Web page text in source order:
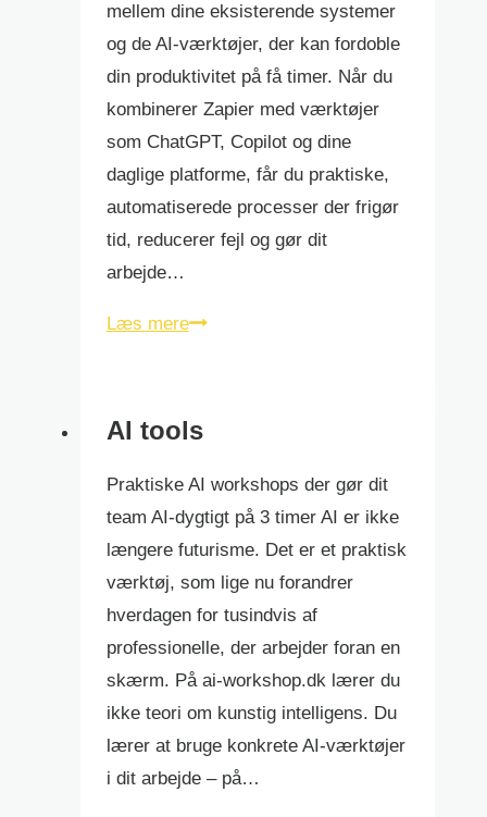
mellem dine eksisterende systemer
og de AI-værktøjer, der kan fordoble
din produktivitet på få timer. Når du
kombinerer Zapier med værktøjer
som ChatGPT, Copilot og dine
daglige platforme, får du praktiske,
automatiserede processer der frigør
tid, reducerer fejl og gør dit
arbejde…
Læs merezapier
AI tools
Praktiske AI workshops der gør dit
team AI-dygtigt på 3 timer AI er ikke
længere futurisme. Det er et praktisk
værktøj, som lige nu forandrer
hverdagen for tusindvis af
professionelle, der arbejder foran en
skærm. På ai-workshop.dk lærer du
ikke teori om kunstig intelligens. Du
lærer at bruge konkrete AI-værktøjer
i dit arbejde – på…